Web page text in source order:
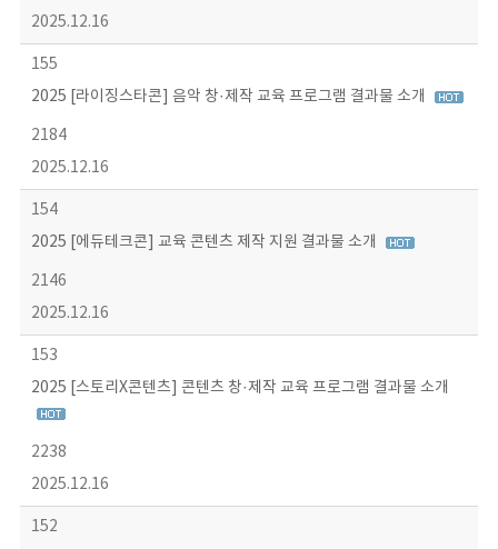
2025.12.16
155
2025 [라이징스타콘] 음악 창·제작 교육 프로그램 결과물 소개
2184
2025.12.16
154
2025 [에듀테크콘] 교육 콘텐츠 제작 지원 결과물 소개
2146
2025.12.16
153
2025 [스토리X콘텐츠] 콘텐츠 창·제작 교육 프로그램 결과물 소개
2238
2025.12.16
152